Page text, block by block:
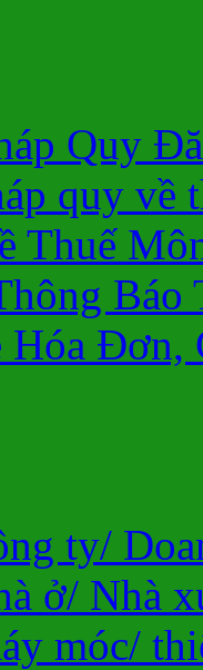
Quy
quy về
Thuế
Báo
Hóa Đơn,
ty/
ở/ Nhà
móc/